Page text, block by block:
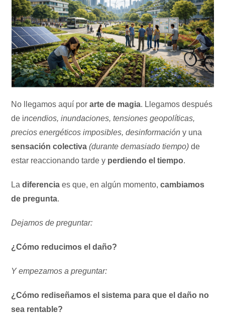
No llegamos aquí porarte de magia. Llegamos después
de incendios, inundaciones, tensiones geopolíticas,
precios energéticos imposibles, desinformación y una
sensación colectiva (durante demasiado tiempo)de
estar reaccionando tarde y perdiendo el tiempo.
Ladiferencia es que, en algún momento,cambiamos
de pregunta.
Dejamos de preguntar:
¿Cómo reducimos el daño?
Y empezamos a preguntar:
¿Cómo rediseñamos el sistema para que el daño no
sea rentable?